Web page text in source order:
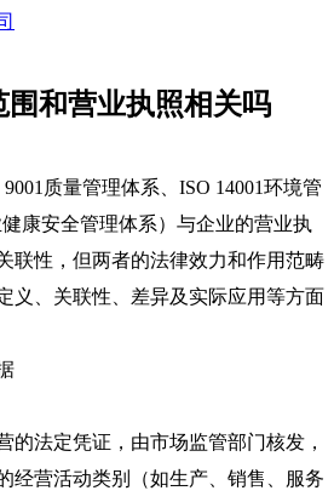
围和营业执照相关吗
质量管理体系、ISO 14001环境管
康安全管理体系）与企业的营业执
联性，但两者的法律效力和作用范畴
义、关联性、差异及实际应用等方面
的法定凭证，由市场监管部门核发，
经营活动类别（如生产、销售、服务